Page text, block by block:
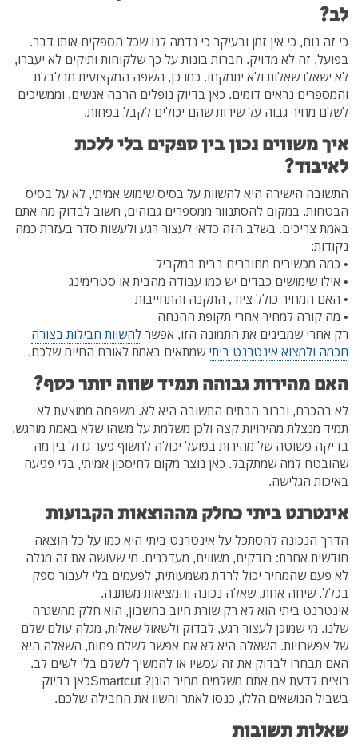
לב?
כי זה נוח, כי אין זמן ובעיקר כי נדמה לנו שכל הספקים אותו דבר.
בפועל, זה לא מדויק. חברות בונות על כך שלקוחות ותיקים לא יעברו,
לא ישאלו שאלות ולא יתמקחו. כמו כן, השפה המקצועית מבלבלת
והמספרים נראים דומים. כאן בדיוק נופלים הרבה אנשים, וממשיכים
לשלם מחיר גבוה על שירות שהם יכולים לקבל בפחות.
איך משווים נכון בין ספקים בלי ללכת
לאיבוד?
התשובה הישירה היא להשוות על בסיס שימוש אמיתי, לא על בסיס
הבטחות. במקום להסתנוור ממספרים גבוהים, חשוב לבדוק מה אתם
באמת צריכים. בשלב הזה כדאי לעצור רגע ולעשות סדר בעזרת כמה
נקודות:
• כמה מכשירים מחוברים בבית במקביל
• אילו שימושים כבדים יש כמו עבודה מהבית או סטרימינג
• האם המחיר כולל ציוד, התקנה והתחייבות
• מה קורה למחיר אחרי תקופת ההנחה
רק אחרי שמבינים את התמונה הזו, אפשרלהשוות חבילות בצורה
חכמה ולמצוא אינטרנט ביתי שמתאים באמת לאורח החיים שלכם.
האם מהירות גבוהה תמיד שווה יותר כסף?
לא בהכרח, וברוב הבתים התשובה היא לא. משפחה ממוצעת לא
תמיד מנצלת מהירויות קצה ולכן משלמת על משהו שלא באמת מורגש.
בדיקה פשוטה של מהירות בפועל יכולה לחשוף פער גדול בין מה
שהובטח למה שמתקבל. כאן נוצר מקום לחיסכון אמיתי, בלי פגיעה
באיכות הגלישה.
אינטרנט ביתי כחלק מההוצאות הקבועות
הדרך הנכונה להסתכל על אינטרנט ביתי היא כמו על כל הוצאה
חודשית אחרת: בודקים, משווים, מעדכנים. מי שעושה את זה מגלה
לא פעם שהמחיר יכול לרדת משמעותית, לפעמים בלי לעבור ספק
בכלל. שיחה אחת, שאלה נכונה והמציאות משתנה.
אינטרנט ביתי הוא לא רק שורת חיוב בחשבון, הוא חלק מהשגרה
שלנו. מי שמוכן לעצור רגע, לבדוק ולשאול שאלות, מגלה עולם שלם
של אפשרויות. השאלה היא לא אם אפשר לשלם פחות, השאלה היא
האם תבחרו לבדוק את זה עכשיו או להמשיך לשלם בלי לשים לב.
רוצים לדעת אם אתם משלמים מחיר הוגן? Smartcutכאן בדיוק
בשביל הנושאים הללו, כנסו לאתר והשוו את החבילה שלכם.
שאלות תשובות